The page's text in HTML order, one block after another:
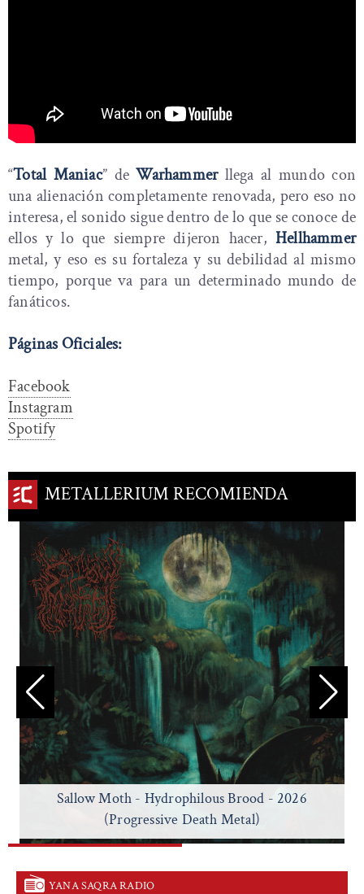
“Total Maniac” deWarhammer llega al mundo con
una alienación completamente renovada, pero eso no
interesa, el sonido sigue dentro de lo que se conoce de
ellos y lo que siempre dijeron hacer, Hellhammer
metal, y eso es su fortaleza y su debilidad al mismo
tiempo, porque va para un determinado mundo de
fanáticos.
Páginas Oficiales:
Facebook
Instagram
Spotify
METALLERIUM RECOMIENDA
Sallow Moth - Hydrophilous Brood - 2026
(Progressive Death Metal)
YANA SAQRA RADIO